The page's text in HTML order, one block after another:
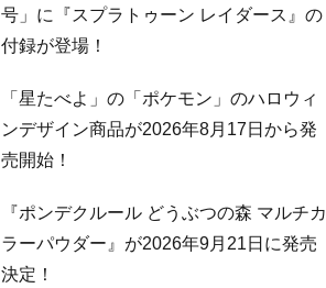
号」に『スプラトゥーン レイダース』の
付録が登場！
「星たべよ」の「ポケモン」のハロウィ
ンデザイン商品が2026年8月17日から発
売開始！
『ポンデクルール どうぶつの森 マルチカ
ラーパウダー』が2026年9月21日に発売
決定！